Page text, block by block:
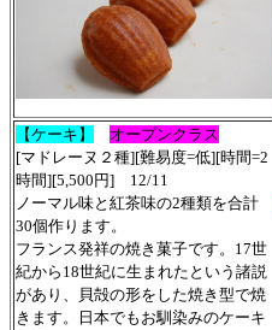
【ケーキ 】
オープンクラス
[マドレーヌ２種][難易度=低][時間=2
時間][5,500円] 12/11
ノーマル味と紅茶味の2種類を合計
30個作ります。
フランス発祥の焼き菓子です。17世
紀から18世紀に生まれたという諸説
があり、貝殻の形をした焼き型で焼
きます。日本でもお馴染みのケーキ